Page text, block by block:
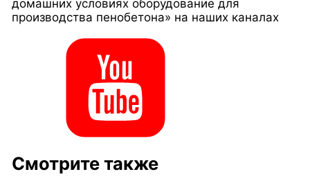
домашних условиях оборудование для
производства пенобетона» на наших каналах
Смотрите также